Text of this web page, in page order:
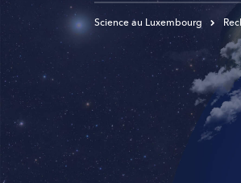
Science au Luxembourg